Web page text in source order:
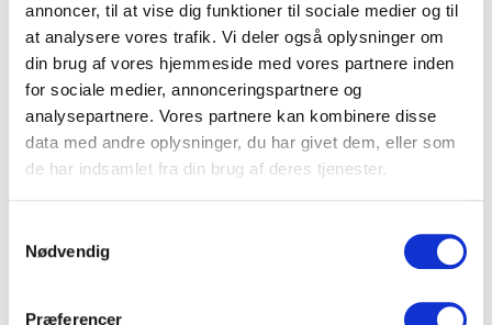
annoncer, til at vise dig funktioner til sociale medier og til
at analysere vores trafik. Vi deler også oplysninger om
din brug af vores hjemmeside med vores partnere inden
for sociale medier, annonceringspartnere og
analysepartnere. Vores partnere kan kombinere disse
data med andre oplysninger, du har givet dem, eller som
de har indsamlet fra din brug af deres tjenester.
Nødvendig
Præferencer